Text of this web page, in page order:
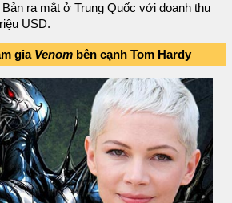
ra mắt ở Trung Quốc với doanh thu
USD.
gia Venom bên cạnh Tom Hardy